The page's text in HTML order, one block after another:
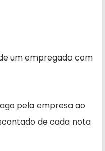
um empregado com
pela empresa ao
de cada nota